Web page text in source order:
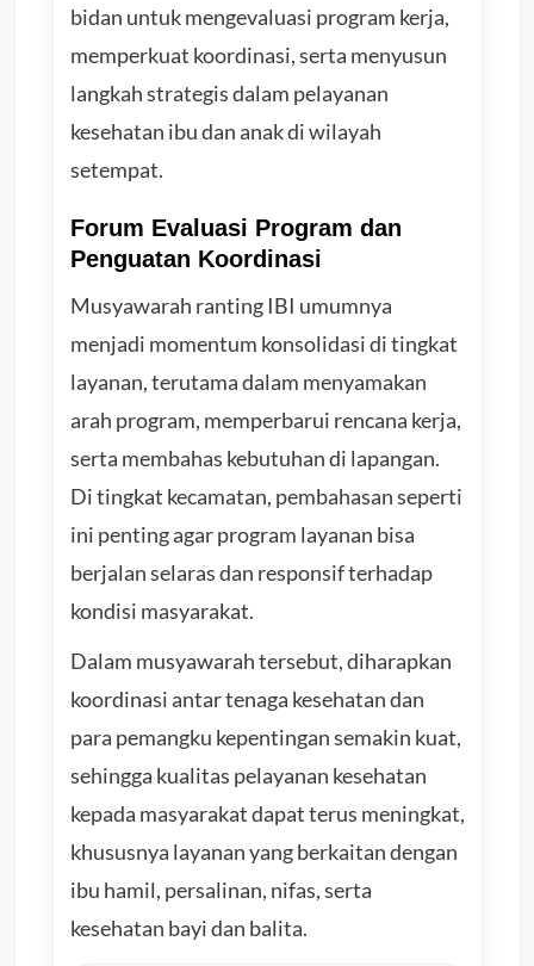
bidan untuk mengevaluasi program kerja,
memperkuat koordinasi, serta menyusun
langkah strategis dalam pelayanan
kesehatan ibu dan anak di wilayah
setempat.
Forum Evaluasi Program dan
Penguatan Koordinasi
Musyawarah ranting IBI umumnya
menjadi momentum konsolidasi di tingkat
layanan, terutama dalam menyamakan
arah program, memperbarui rencana kerja,
serta membahas kebutuhan di lapangan.
Di tingkat kecamatan, pembahasan seperti
ini penting agar program layanan bisa
berjalan selaras dan responsif terhadap
kondisi masyarakat.
Dalam musyawarah tersebut, diharapkan
koordinasi antar tenaga kesehatan dan
para pemangku kepentingan semakin kuat,
sehingga kualitas pelayanan kesehatan
kepada masyarakat dapat terus meningkat,
khususnya layanan yang berkaitan dengan
ibu hamil, persalinan, nifas, serta
kesehatan bayi dan balita.